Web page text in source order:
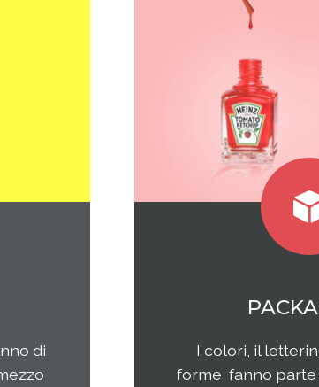
Il web continua ad essere una
frontiera non facilmente